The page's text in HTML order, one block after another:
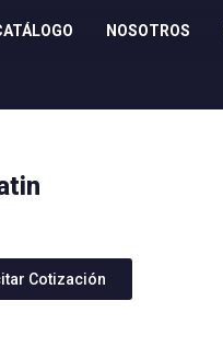
NOSOTROS
Cotización